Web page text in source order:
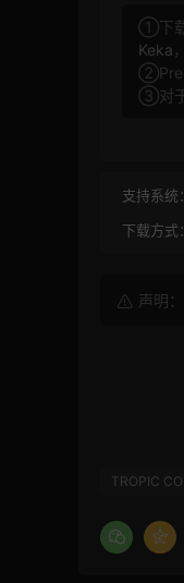
①下载
Keka ，
③对于
支持系统：
下载方式：
声明
TROPIC